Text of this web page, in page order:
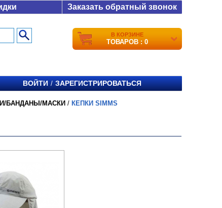
Заказать обратный звонок
В КОРЗИНЕ
ТОВАРОВ : 0
ВОЙТИ / ЗАРЕГИСТРИРОВАТЬСЯ
БАНДАНЫ/МАСКИ / КЕПКИ SIMMS